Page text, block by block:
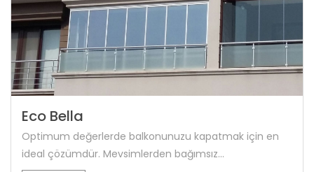
Eco Bella
Optimum değerlerde balkonunuzu kapatmak için en
ideal çözümdür. Mevsimlerden bağımsız...